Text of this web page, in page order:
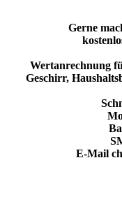
Gerne
Wertanrechnung
Geschirr,
E-Mail